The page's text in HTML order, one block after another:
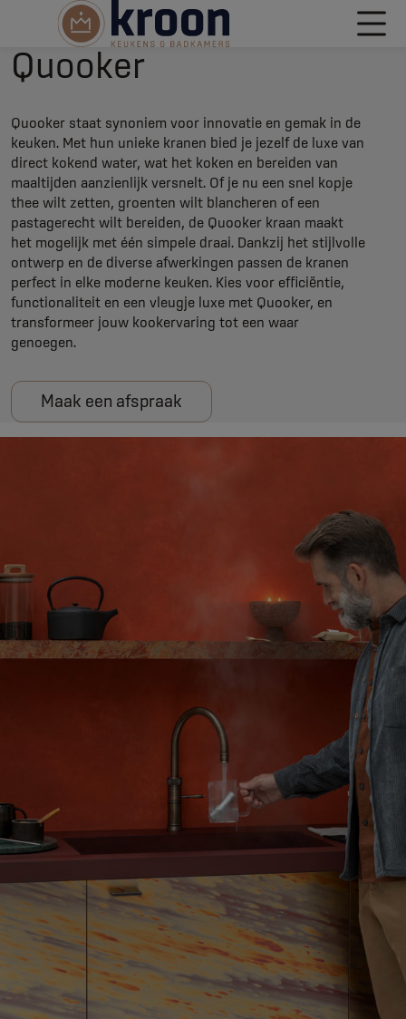
Quooker
Quooker staat synoniem voor innovatie en gemak in de
keuken. Met hun unieke kranen bied je jezelf de luxe van
direct kokend water, wat het koken en bereiden van
maaltijden aanzienlijk versnelt. Of je nu een snel kopje
thee wilt zetten, groenten wilt blancheren of een
pastagerecht wilt bereiden, de Quooker kraan maakt
het mogelijk met één simpele draai. Dankzij het stijlvolle
ontwerp en de diverse afwerkingen passen de kranen
perfect in elke moderne keuken. Kies voor efficiëntie,
functionaliteit en een vleugje luxe met Quooker, en
transformeer jouw kookervaring tot een waar
genoegen.
Maak een afspraak